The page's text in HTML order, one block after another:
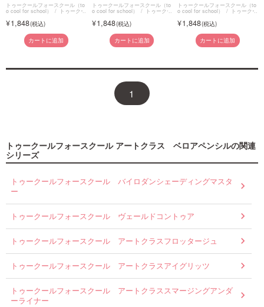
トゥークールフォースクール（to
o cool for school） トゥークー
ス ベロアペンシル
1,848
カートに追加
トゥークールフォースクール（to
o cool for school） トゥークー
ス ベロアペンシル
1,848
カートに追加
トゥークールフォースクール（to
o cool for school） トゥークー
ス ベロアペンシル
1,848
カートに追加
1
トゥークールフォースクール アートクラス ベロアペンシルの関連
シリーズ
トゥークールフォースクール バイロダンシェーディングマスタ
ー
トゥークールフォースクール ヴェールドコントゥア
トゥークールフォースクール アートクラスフロッタージュ
トゥークールフォースクール アートクラスアイグリッツ
トゥークールフォースクール アートクラススマージングアンダ
ーライナー